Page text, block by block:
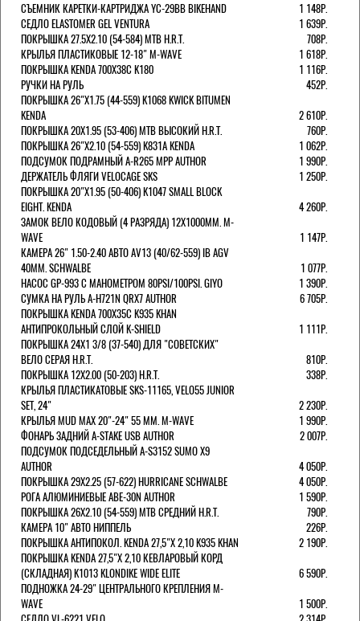
СЪЕМНИК КАРЕТКИ-КАРТРИДЖА YC-29BB BIKEHAND
1 148Р.
СЕДЛО ELASTOMER GEL VENTURA
1 639Р.
ПОКРЫШКА 27.5X2.10 (54-584) MTB H.R.T.
708Р.
КРЫЛЬЯ ПЛАСТИКОВЫЕ 12-18" M-WAVE
1 618Р.
ПОКРЫШКА KENDA 700Х38С K180
1 116Р.
РУЧКИ НА РУЛЬ
452Р.
ПОКРЫШКА 26"Х1.75 (44-559) K1068 KWICK BITUMEN
KENDA
2 610Р.
ПОКРЫШКА 20X1.95 (53-406) MTB ВЫСОКИЙ H.R.T.
760Р.
ПОКРЫШКА 26"Х2.10 (54-559) K831A KENDA
1 062Р.
ПОДСУМОК ПОДРАМНЫЙ A-R265 MPP AUTHOR
1 990Р.
ДЕРЖАТЕЛЬ ФЛЯГИ VELOCAGE SKS
1 250Р.
ПОКРЫШКА 20"Х1.95 (50-406) K1047 SMALL BLOCK
EIGHT. KENDA
4 260Р.
ЗАМОК ВЕЛО КОДОВЫЙ (4 РАЗРЯДА) 12Х1000ММ. M-
WAVE
1 147Р.
КАМЕРА 26" 1.50-2.40 АВТО AV13 (40/62-559) IB AGV
40MM. SCHWALBE
1 077Р.
НАСОС GP-993 С МАНОМЕТРОМ 80PSI/100PSI. GIYO
1 390Р.
СУМКА НА РУЛЬ A-H721N QRX7 AUTHOR
6 705Р.
ПОКРЫШКА KENDA 700Х35С K935 KHAN
АНТИПРОКОЛЬНЫЙ СЛОЙ K-SHIELD
1 111Р.
ПОКРЫШКА 24X1 3/8 (37-540) ДЛЯ "СОВЕТСКИХ"
ВЕЛО СЕРАЯ H.R.T.
810Р.
ПОКРЫШКА 12X2.00 (50-203) H.R.T.
338Р.
КРЫЛЬЯ ПЛАСТИКАТОВЫЕ SKS-11165, VELO55 JUNIOR
SET, 24"
2 230Р.
КРЫЛЬЯ MUD MAX 20"-24" 55 ММ. M-WAVE
1 990Р.
ФОНАРЬ ЗАДНИЙ A-STAKE USB AUTHOR
2 007Р.
ПОДСУМОК ПОДСЕДЕЛЬНЫЙ A-S3152 SUMO X9
AUTHOR
4 050Р.
ПОКРЫШКА 29X2.25 (57-622) HURRICANE SCHWALBE
4 050Р.
РОГА АЛЮМИНИЕВЫЕ ABE-30N AUTHOR
1 590Р.
ПОКРЫШКА 26X2.10 (54-559) MTB СРЕДНИЙ H.R.T.
790Р.
КАМЕРА 10" АВТО НИППЕЛЬ
226Р.
ПОКРЫШКА АНТИПОКОЛ. KENDA 27,5"Х 2,10 K935 KHAN
2 190Р.
ПОКРЫШКА KENDA 27,5"Х 2,10 КЕВЛАРОВЫЙ КОРД
(СКЛАДНАЯ) K1013 KLONDIKE WIDE ELITE
6 590Р.
ПОДНОЖКА 24-29" ЦЕНТРАЛЬНОГО КРЕПЛЕНИЯ M-
WAVE
1 500Р.